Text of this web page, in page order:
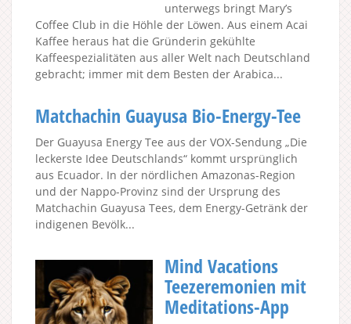
unterwegs bringt Mary’s
Coffee Club in die Höhle der Löwen. Aus einem Acai
Kaffee heraus hat die Gründerin gekühlte
Kaffeespezialitäten aus aller Welt nach Deutschland
gebracht; immer mit dem Besten der Arabica...
Matchachin Guayusa Bio-Energy-Tee
Der Guayusa Energy Tee aus der VOX-Sendung „Die
leckerste Idee Deutschlands“ kommt ursprünglich
aus Ecuador. In der nördlichen Amazonas-Region
und der Nappo-Provinz sind der Ursprung des
Matchachin Guayusa Tees, dem Energy-Getränk der
indigenen Bevölk...
Mind Vacations
Teezeremonien mit
Meditations-App